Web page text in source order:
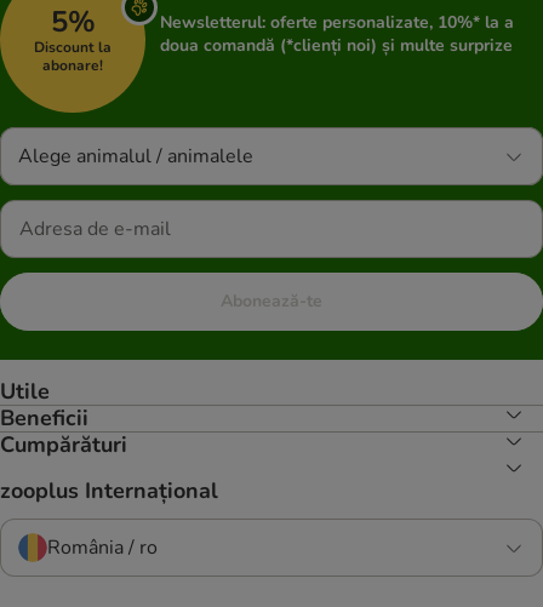
5%
Discount la
abonare!
Newsletterul: oferte personalizate, 10%* la a
doua comandă (*clienți noi) și multe surprize
Alege animalul / animalele
Abonează-te
Utile
Beneficii
Cumpărături
zooplus Internațional
România / ro